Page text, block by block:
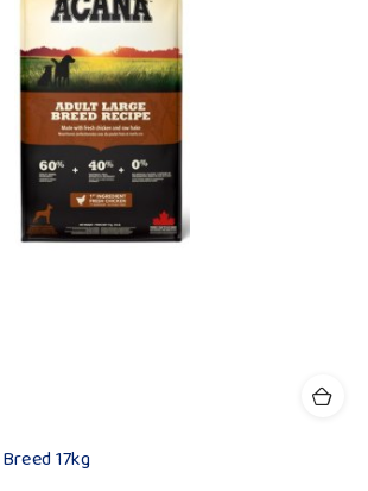
17kg